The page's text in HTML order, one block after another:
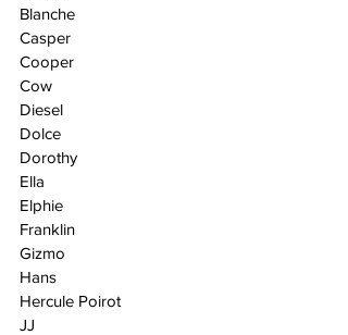
Blanche
Casper
Cooper
Cow
Diesel
Dolce
Dorothy
Ella
Elphie
Franklin
Gizmo
Hans
Hercule Poirot
JJ